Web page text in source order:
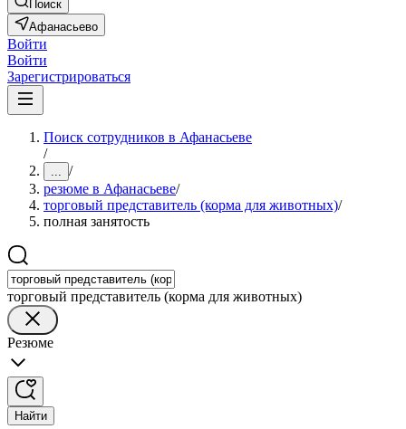
Поиск
Афанасьево
Войти
Войти
Зарегистрироваться
Поиск сотрудников в Афанасьеве
/
... /
резюме в Афанасьеве/
торговый представитель (корма для животных)/
полная занятость
торговый представитель (корма для животных)
Резюме
Найти